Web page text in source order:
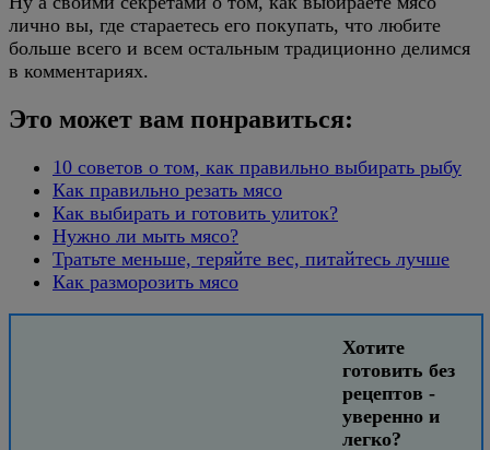
лично вы, где стараетесь его покупать, что любите
больше всего и всем остальным традиционно делимся
в комментариях.
Это может вам понравиться:
10 советов о том, как правильно выбирать рыбу
Как правильно резать мясо
Как выбирать и готовить улиток?
Нужно ли мыть мясо?
Тратьте меньше, теряйте вес, питайтесь лучше
Как разморозить мясо
Хотите
готовить без
рецептов -
уверенно и
легко?